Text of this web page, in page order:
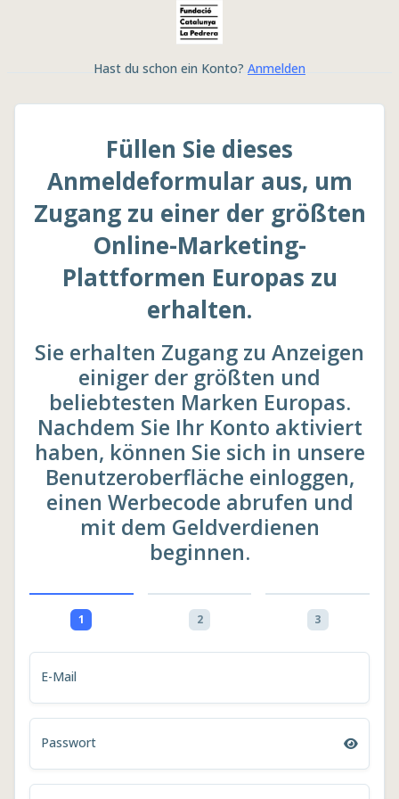
Hast du schon ein Konto? Anmelden
Füllen Sie dieses
Anmeldeformular aus, um
Zugang zu einer der größten
Online-Marketing-
Plattformen Europas zu
erhalten.
Sie erhalten Zugang zu Anzeigen
einiger der größten und
beliebtesten Marken Europas.
Nachdem Sie Ihr Konto aktiviert
haben, können Sie sich in unsere
Benutzeroberfläche einloggen,
einen Werbecode abrufen und
mit dem Geldverdienen
beginnen.
1 2 3
E-Mail
Passwort